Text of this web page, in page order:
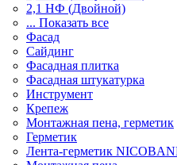
2,1 НФ (Двойной)
... Показать все
Фасад
Сайдинг
Фасадная плитка
Фасадная штукатурка
Инструмент
Крепеж
Монтажная пена, герметик
Герметик
Лента-герметик